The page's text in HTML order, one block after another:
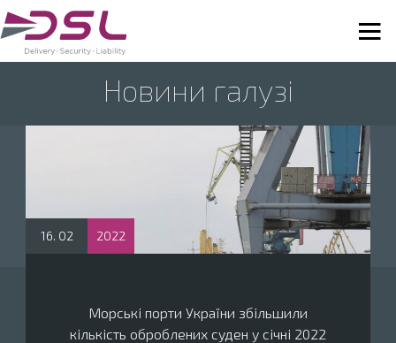
Новини галузі
16. 02 2022
Морські порти України збільшили
кількість оброблених суден у січні 2022